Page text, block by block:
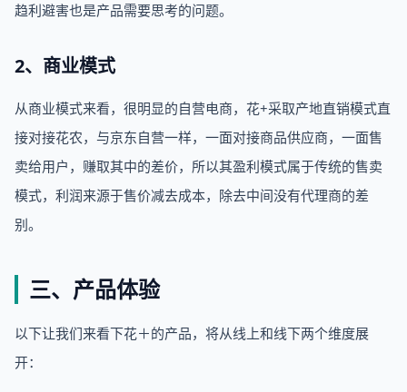
趋利避害也是产品需要思考的问题。
2、商业模式
从商业模式来看，很明显的自营电商，花+采取产地直销模式直
接对接花农，与京东自营一样，一面对接商品供应商，一面售
卖给用户，赚取其中的差价，所以其盈利模式属于传统的售卖
模式，利润来源于售价减去成本，除去中间没有代理商的差
别。
三、产品体验
以下让我们来看下花＋的产品，将从线上和线下两个维度展
开：